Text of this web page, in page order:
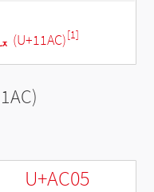
(U+11AC)[1]
U+AC05